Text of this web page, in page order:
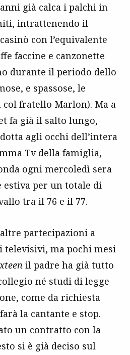
già calca i palchi in
intrattenendo il
con l’equivalente
faccine e canzonette
durante il periodo dello
e spassose, le
fratello Marlon). Ma a
fa già il salto lungo,
agli occhi dell’intera
Tv della famiglia,
ogni mercoledì sera
estiva per un totale di
tra il 76 e il 77.
partecipazioni a
ma pochi mesi
il padre ha già tutto
né studi di legge
come da richiesta
la cantante e stop.
un contratto con la
si è già deciso sul